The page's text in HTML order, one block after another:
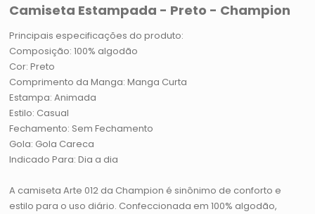
Camiseta Estampada - Preto - Champion
Principais especificações do produto:
Composição: 100% algodão
Cor: Preto
Comprimento da Manga: Manga Curta
Estampa: Animada
Estilo: Casual
Fechamento: Sem Fechamento
Gola: Gola Careca
Indicado Para: Dia a dia
A camiseta Arte 012 da Champion é sinônimo de conforto e
estilo para o uso diário. Confeccionada em 100% algodão,